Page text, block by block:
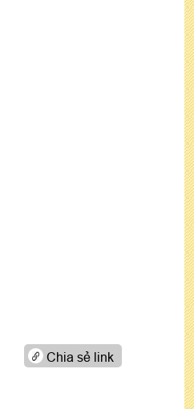
Chia sẻ link